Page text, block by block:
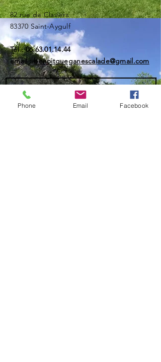
82 rue de Claviers
83370 Saint-Aygulf
Tél :06.63.01.14.44
email :benoitgueganescalade@gmail.com
Phone Email Facebook